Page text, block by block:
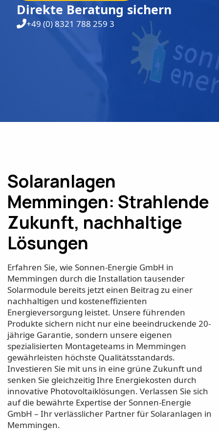
Direkte Beratung sichern
+49 (0) 8321 788 259 3
Solaranlagen
Memmingen: Strahlende
Zukunft, nachhaltige
Lösungen
Erfahren Sie, wie Sonnen-Energie GmbH in
Memmingen durch die Installation tausender
Solarmodule bereits jetzt einen Beitrag zu einer
nachhaltigen und kosteneffizienten
Energieversorgung leistet. Unsere führenden
Produkte sichern nicht nur eine beeindruckende 20-
jährige Garantie, sondern unsere eigenen
spezialisierten Montageteams in Memmingen
gewährleisten höchste Qualitätsstandards.
Investieren Sie mit uns in eine grüne Zukunft und
senken Sie gleichzeitig Ihre Energiekosten durch
innovative Photovoltaiklösungen. Verlassen Sie sich
auf die bewährte Expertise der Sonnen-Energie
GmbH – Ihr verlässlicher Partner für Solaranlagen in
Memmingen.